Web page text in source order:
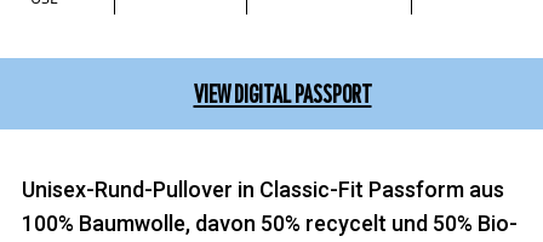
VIEW DIGITAL PASSPORT
Unisex-Rund-Pullover in Classic-Fit Passform aus
100% Baumwolle, davon 50% recycelt und 50% Bio-